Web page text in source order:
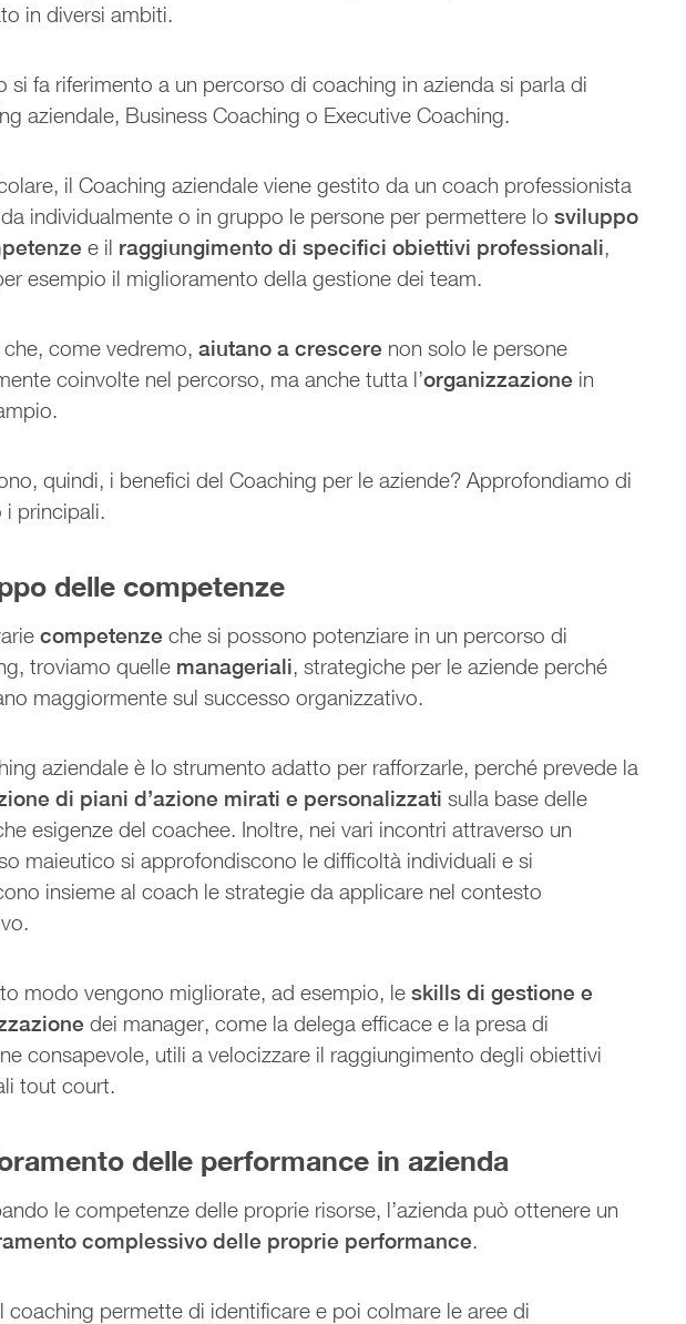
in diversi ambiti.
si fa riferimento a un percorso di coaching in azienda si parla di
aziendale, Business Coaching o Executive Coaching.
il Coaching aziendale viene gestito da un coach professionista
individualmente o in gruppo le persone per permettere losviluppo
e il raggiungimento di specifici obiettivi professionali,
esempio il miglioramento della gestione dei team.
che, come vedremo,aiutano a crescere non solo le persone
coinvolte nel percorso, ma anche tutta l’organizzazione in
quindi, i benefici del Coaching per le aziende? Approfondiamo di
i principali.
delle competenze
competenze che si possono potenziare in un percorso di
troviamo quelle manageriali, strategiche per le aziende perché
maggiormente sul successo organizzativo.
aziendale è lo strumento adatto per rafforzarle, perché prevede la
di piani d’azione mirati e personalizzati sulla base delle
esigenze del coachee. Inoltre, nei vari incontri attraverso un
maieutico si approfondiscono le difficoltà individuali e si
insieme al coach le strategie da applicare nel contesto
modo vengono migliorate, ad esempio, leskills di gestione e
dei manager, come la delega efficace e la presa di
consapevole, utili a velocizzare il raggiungimento degli obiettivi
tout court.
delle performance in azienda
le competenze delle proprie risorse, l’azienda può ottenere un
complessivo delle proprie performance.
coaching permette di identificare e poi colmare le aree di